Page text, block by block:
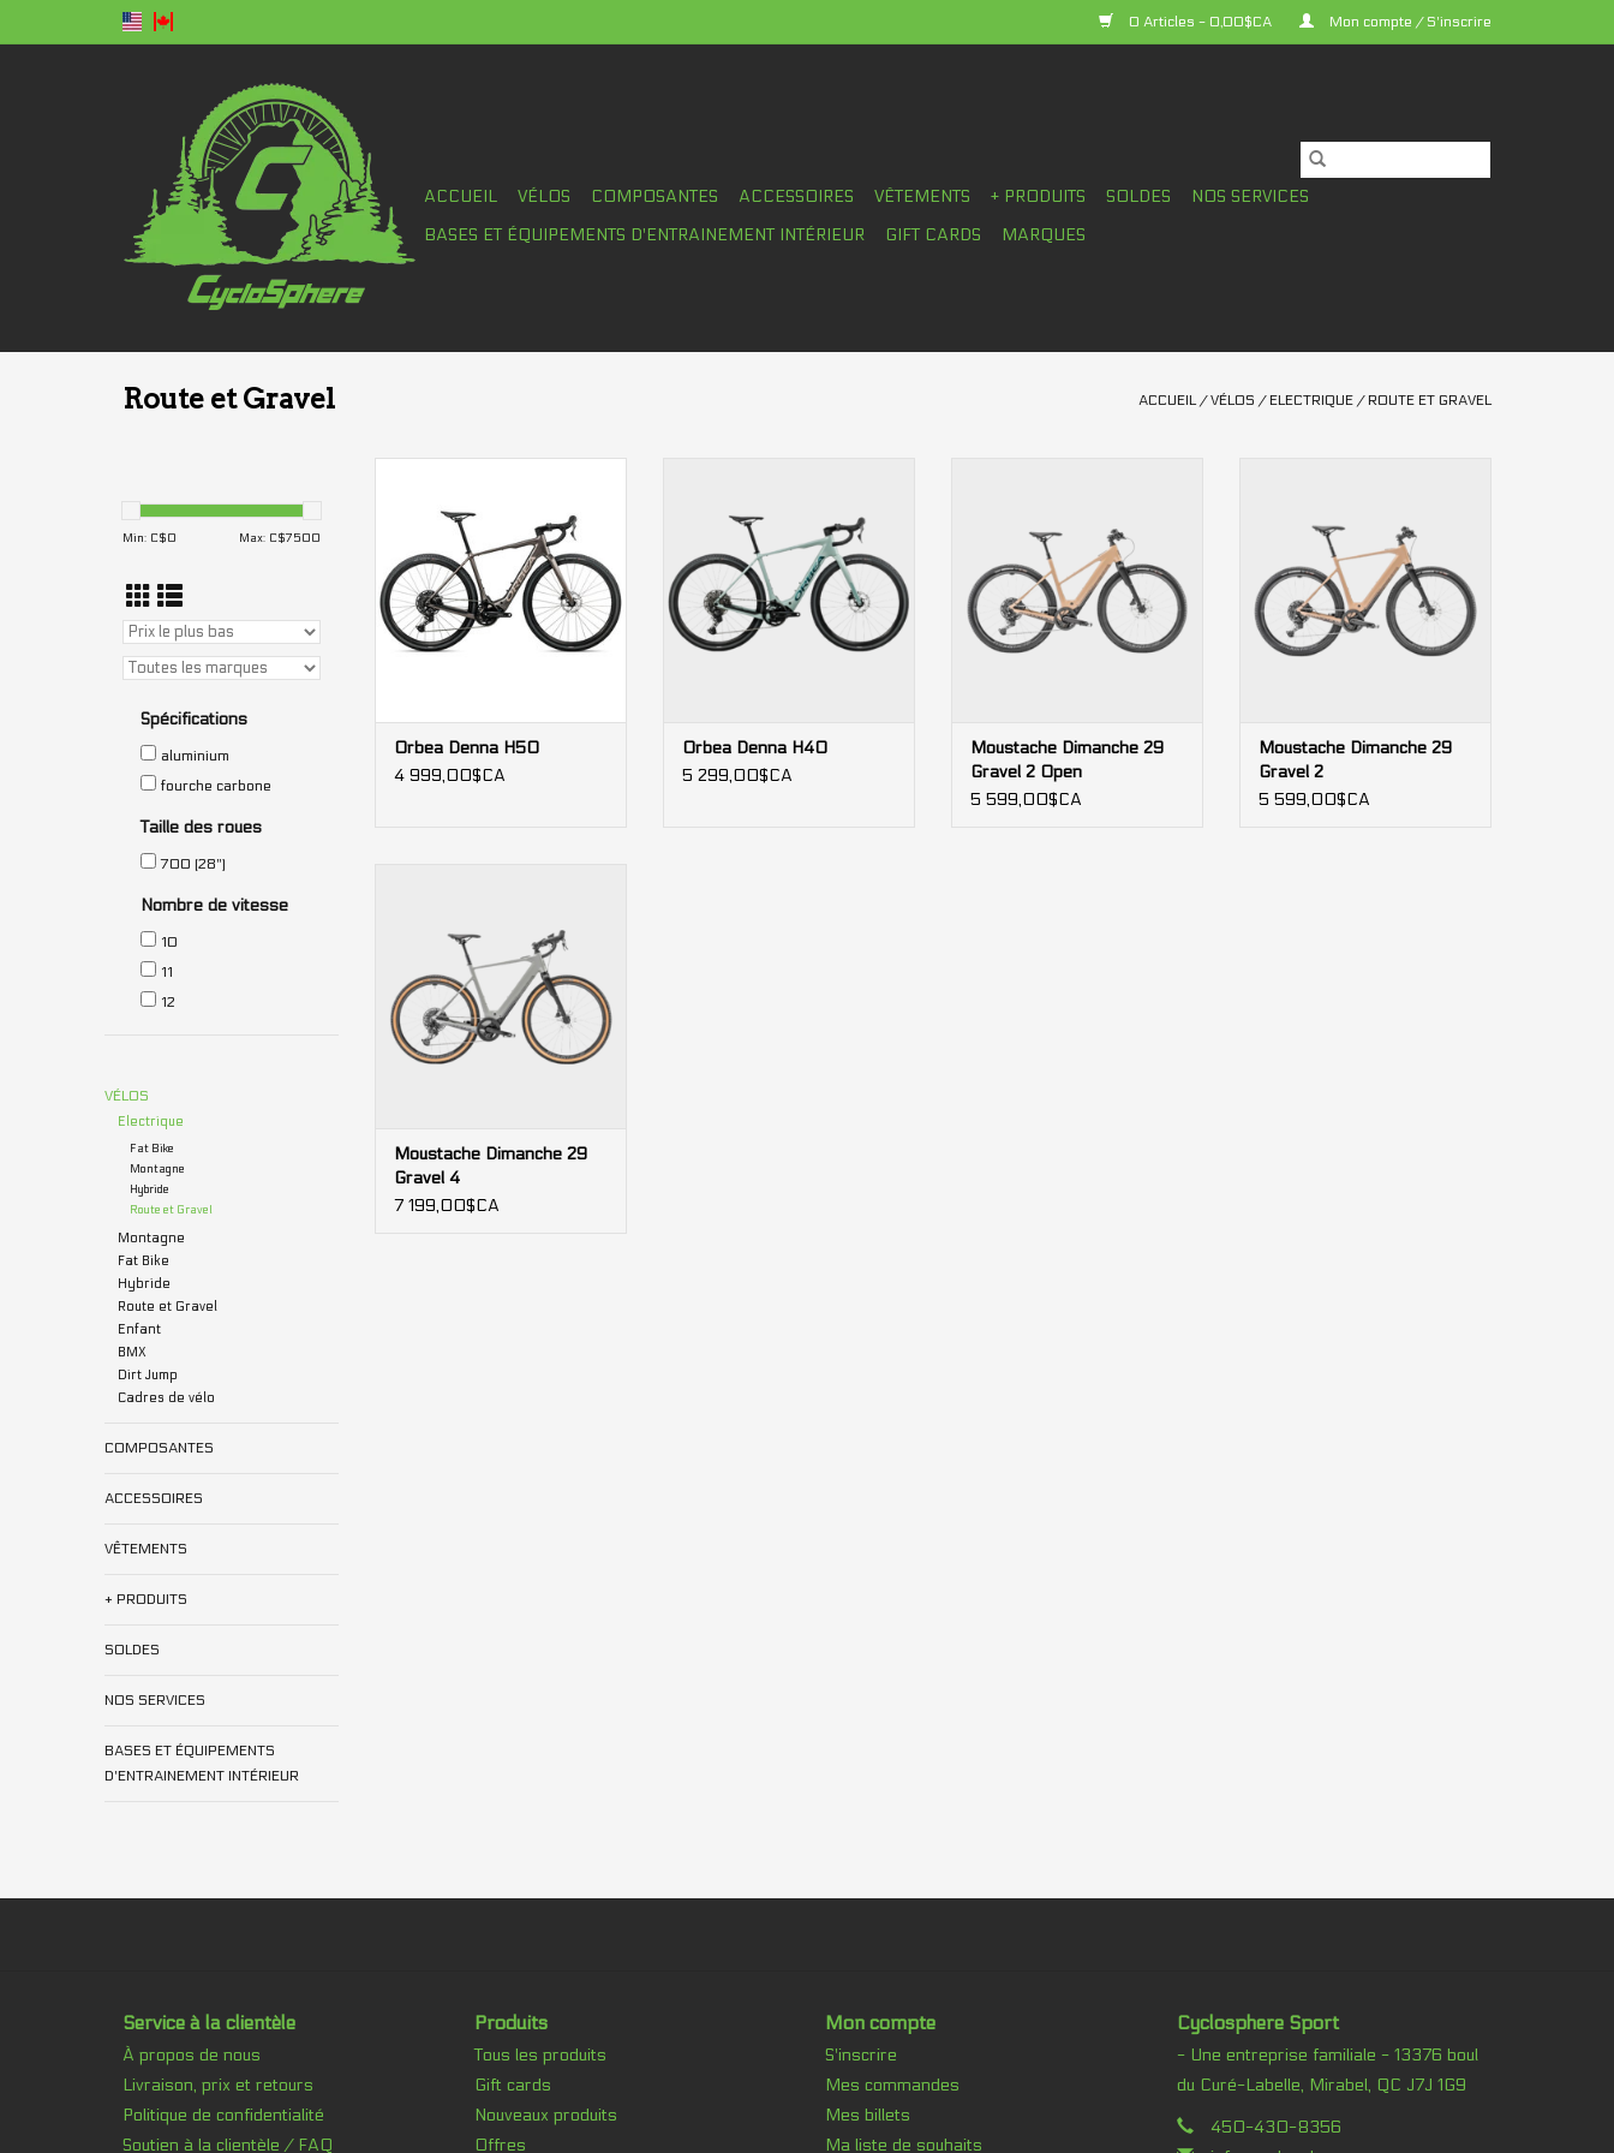
0 Articles - 0,00$CA Mon compte / S'inscrire
ACCUEIL VÉLOS COMPOSANTES ACCESSOIRES VÊTEMENTS + PRODUITS SOLDES
NOS SERVICES
BASES ET ÉQUIPEMENTS D'ENTRAINEMENT INTÉRIEUR
GIFT CARDS MARQUES
Route et Gravel ACCUEIL /VÉLOS / ELECTRIQUE / ROUTE ET GRAVEL
Min: C$0 Max: C$7500
Spécifications
aluminium
fourche carbone
Taille des roues
700 (28")
Nombre de vitesse
10
11
12
VÉLOS
Electrique
Fat Bike
Montagne
Hybride
Route et Gravel
Montagne
Fat Bike
Hybride
Route et Gravel
Enfant
BMX
Dirt Jump
Cadres de vélo
COMPOSANTES
ACCESSOIRES
VÊTEMENTS
+ PRODUITS
SOLDES
NOS SERVICES
BASES ET ÉQUIPEMENTS
D'ENTRAINEMENT INTÉRIEUR
Autonomie estimée: 3500m de
dénivelé positif
Orbea Denna H50
4 999,00$CA
Autonomie estimée: 3500m de
dénivelé positif
Orbea Denna H40
5 299,00$CA
Moustache Dimanche 29
Gravel 2 Open
5 599,00$CA
Moustache Dimanche 29
Gravel 2
5 599,00$CA
Moustache Dimanche 29
Gravel 4
7 199,00$CA
Service à la clientèle
À propos de nous
Livraison, prix et retours
Politique de confidentialité
Soutien à la clientèle / FAQ
Produits
Tous les produits
Gift cards
Nouveaux produits
Offres
Mon compte
S'inscrire
Mes commandes
Mes billets
Ma liste de souhaits
Cyclosphere Sport
- Une entreprise familiale - 13376 boul
du Curé-Labelle, Mirabel, QC J7J 1G9
450-430-8356